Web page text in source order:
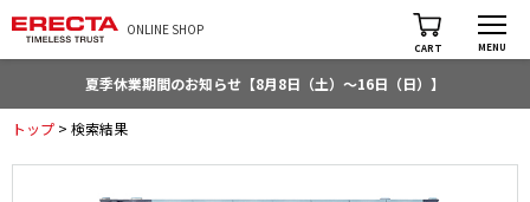
ONLINE SHOP
CART MENU
夏季休業期間のお知らせ【8月8日（土）～16日（日）】
トップ > 検索結果